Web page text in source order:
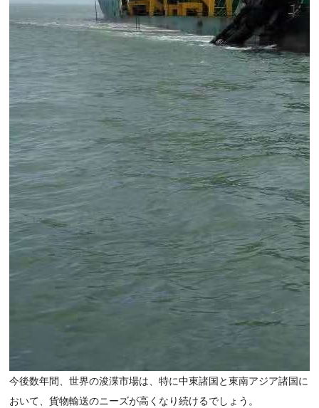
今後数年間、世界の浚渫市場は、特に中東諸国と東南アジア諸国に
おいて、貨物輸送のニーズが高くなり続けるでしょう。